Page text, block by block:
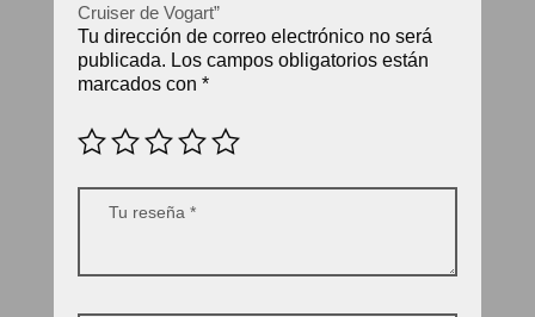
Cruiser de Vogart”
Tu dirección de correo electrónico no será
publicada. Los campos obligatorios están
marcados con *